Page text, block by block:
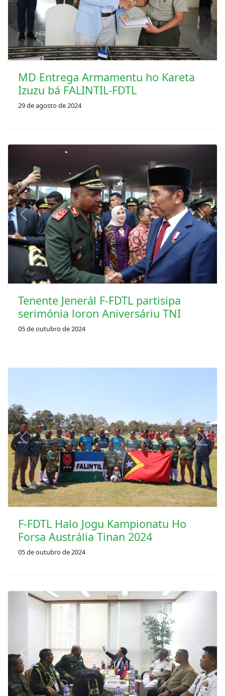
MD Entrega Armamentu ho Kareta
Izuzu bá FALINTIL-FDTL
29 de agosto de 2024
Previous Next
Tenente Jenerál F-FDTL partisipa
serimónia loron Aniversáriu TNI
05 de outubro de 2024
Previous Next
F-FDTL Halo Jogu Kampionatu Ho
Forsa Austrália Tinan 2024
05 de outubro de 2024
Previous Next